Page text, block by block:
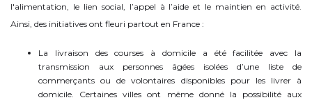
l'alimentation, le lien social, l’appel à l’aide et le maintien en activité.
Ainsi, des initiatives ont fleuri partout en France :
La livraison des courses à domicile a été facilitée avec la
transmission aux personnes âgées isolées d’une liste de
commerçants ou de volontaires disponibles pour les livrer à
domicile. Certaines villes ont même donné la possibilité aux